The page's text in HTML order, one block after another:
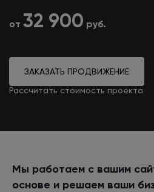
от 32 900 руб.
ЗАКАЗАТЬ ПРОДВИЖЕНИЕ
Рассчитать стоимость проекта
Мы работаем с вашим
основе и решаем ваши